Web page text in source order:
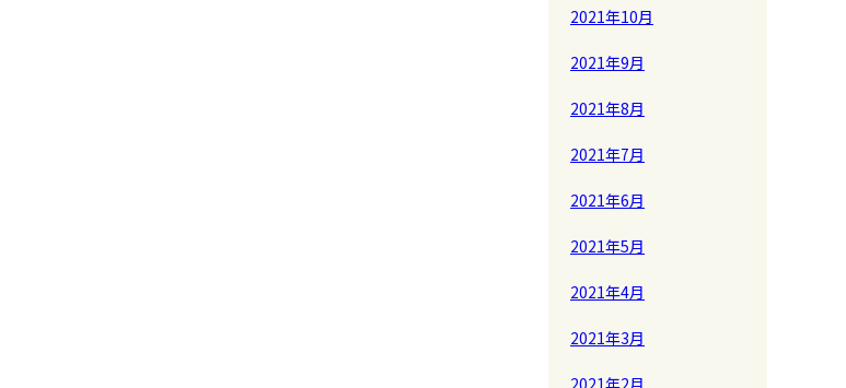
2021年10月
2021年9月
2021年8月
2021年7月
2021年6月
2021年5月
2021年4月
2021年3月
2021年2月